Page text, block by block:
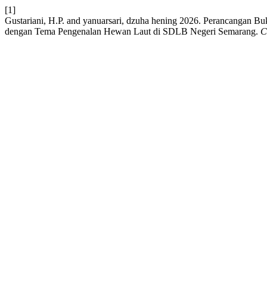
[1]
Gustariani, H.P. and yanuarsari, dzuha hening 2026. Perancangan
dengan Tema Pengenalan Hewan Laut di SDLB Negeri Semarang.